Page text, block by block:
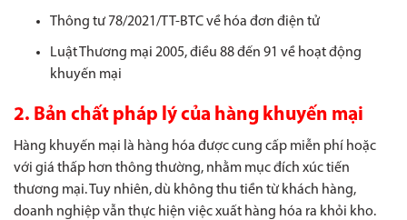
Thông tư 78/2021/TT-BTC về hóa đơn điện tử
Luật Thương mại 2005, điều 88 đến 91 về hoạt động
khuyến mại
2. Bản chất pháp lý của hàng khuyến mại
Hàng khuyến mại là hàng hóa được cung cấp miễn phí hoặc
với giá thấp hơn thông thường, nhằm mục đích xúc tiến
thương mại. Tuy nhiên, dù không thu tiền từ khách hàng,
doanh nghiệp vẫn thực hiện việc xuất hàng hóa ra khỏi kho.